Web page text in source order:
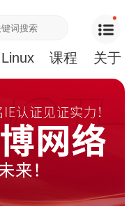
Linux 课程 关于